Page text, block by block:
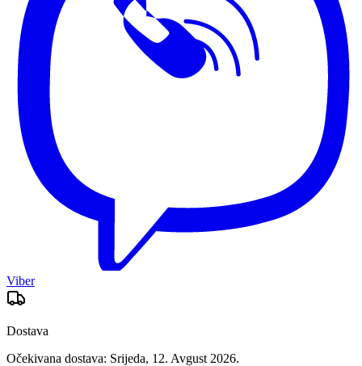
Viber
Dostava
Očekivana dostava: Srijeda, 12. Avgust 2026.